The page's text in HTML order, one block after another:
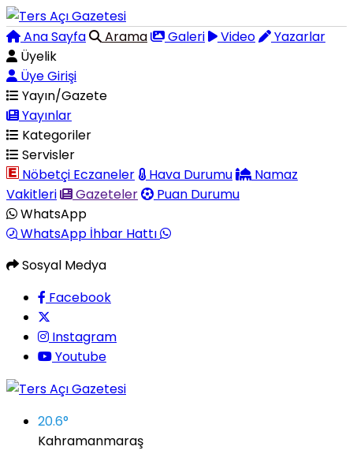
Ana Sayfa Arama Galeri Video
Yazarlar
Üyelik
Üye Girişi
Yayın/Gazete
Yayınlar
Kategoriler
Servisler
Nöbetçi Eczaneler
Hava Durumu
Namaz
Vakitleri
Gazeteler
Puan Durumu
WhatsApp
WhatsApp İhbar Hattı
Sosyal Medya
Facebook
Instagram
Youtube
20.6°
Kahramanmaraş